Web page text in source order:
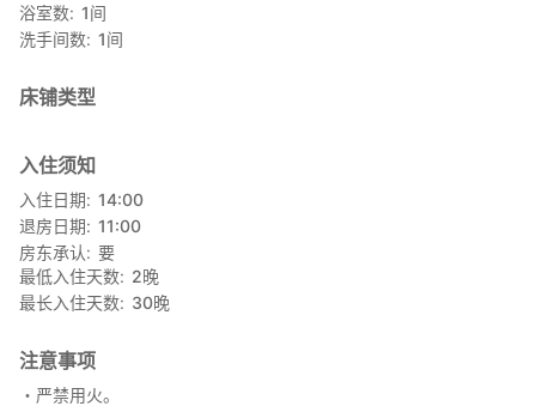
浴室数 1间
洗手间数 1间
床铺类型
入住须知
入住日期
14:00
退房日期
11:00
房东承认
要
最低入住天数
2晚
最长入住天数
30晚
注意事项
・严禁用火。